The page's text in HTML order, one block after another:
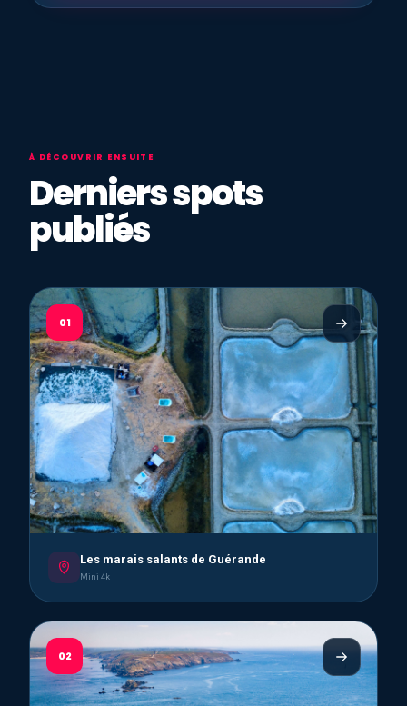
À DÉCOUVRIR ENSUITE
Derniers spots
publiés
01
Les marais salants de Guérande
Mini 4k
02